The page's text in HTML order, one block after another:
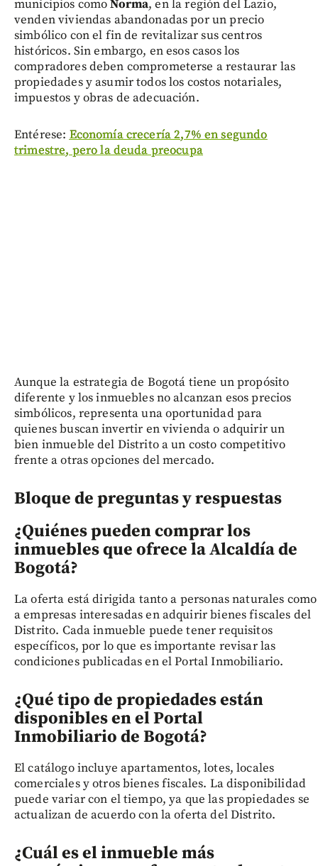
municipios comoNorma, en la región del Lazio,
venden viviendas abandonadas por un precio
simbólico con el fin de revitalizar sus centros
históricos. Sin embargo, en esos casos los
compradores deben comprometerse a restaurar las
propiedades y asumir todos los costos notariales,
impuestos y obras de adecuación.
Entérese: Economía crecería 2,7% en segundo
trimestre, pero la deuda preocupa
Aunque la estrategia de Bogotá tiene un propósito
diferente y los inmuebles no alcanzan esos precios
simbólicos, representa una oportunidad para
quienes buscan invertir en vivienda o adquirir un
bien inmueble del Distrito a un costo competitivo
frente a otras opciones del mercado.
Bloque de preguntas y respuestas
¿Quiénes pueden comprar los
inmuebles que ofrece la Alcaldía de
Bogotá?
La oferta está dirigida tanto a personas naturales como
a empresas interesadas en adquirir bienes fiscales del
Distrito. Cada inmueble puede tener requisitos
específicos, por lo que es importante revisar las
condiciones publicadas en el Portal Inmobiliario.
¿Qué tipo de propiedades están
disponibles en el Portal
Inmobiliario de Bogotá?
El catálogo incluye apartamentos, lotes, locales
comerciales y otros bienes fiscales. La disponibilidad
puede variar con el tiempo, ya que las propiedades se
actualizan de acuerdo con la oferta del Distrito.
¿Cuál es el inmueble más